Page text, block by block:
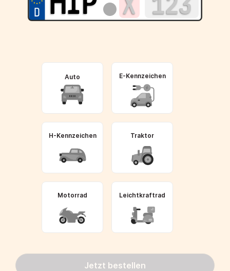
Auto E-Kennzeichen
H-Kennzeichen Traktor
Motorrad Leichtkraftrad
Jetzt bestellen